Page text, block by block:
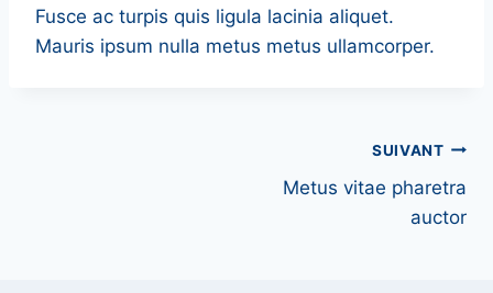
Fusce ac turpis quis ligula lacinia aliquet.
Mauris ipsum nulla metus metus ullamcorper.
SUIVANT
Metus vitae pharetra
auctor